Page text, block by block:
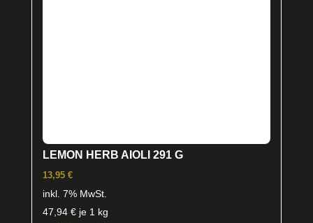
LEMON HERB AIOLI 291 G
13,95 €
inkl. 7% MwSt.
47,94 €je 1 kg